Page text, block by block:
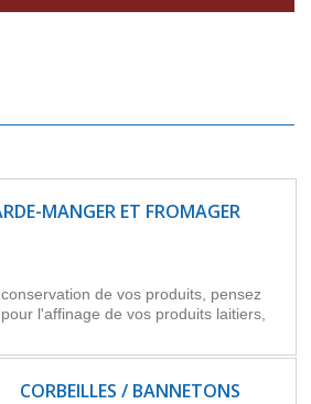
MANGER ET FROMAGER
de vos produits, pensez
l'affinage de vos produits laitiers,
CORBEILLES / BANNETONS